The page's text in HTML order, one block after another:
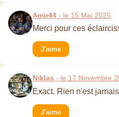
Amir44 - le 15 Mai 2025
Merci pour ces
J'aime
Niklas - le 17 Novembre
Exact. Rien n'est
J'aime